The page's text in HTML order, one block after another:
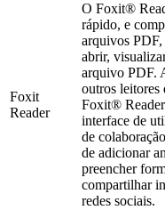
Foxit
Reader
O Foxit®
rápido, e
arquivos
abrir,
arquivo PDF.
outros leitores
Foxit®
interface de
de
de adicionar
preencher
compartilhar
redes sociais.